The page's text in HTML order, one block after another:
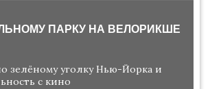
ПАРКУ НА ВЕЛОРИКШЕ
зелёному уголку Нью-Йорка и
с кино